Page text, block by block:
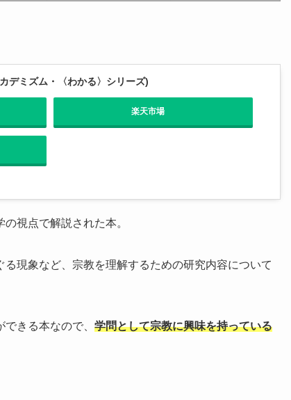
デミズム・〈わかる〉シリーズ)
楽天市場
視点で解説された本。
現象など、宗教を理解するための研究内容について
きる本なので、 学問として宗教に興味を持っている